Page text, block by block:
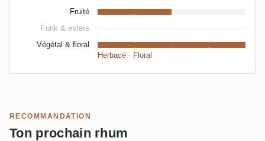
Fruité
Funk & esters
Végétal & floral
Herbacé · Floral
RECOMMANDATION
Ton prochain rhum